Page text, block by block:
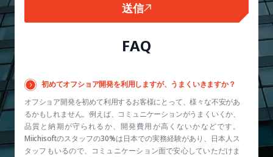
送信
FAQ
初めてオフショア開発を利用しますが、うまくいきますか？
オフショア開発を初めて利用するお客様にとって、様々な不安があ
るかもしれません。例えば、コミュニケーションがうまくいくか、
品質と納期が守られるか、開発費用が高くないかなどです。
Miichisoftのスタッフの30%は日本での実務経験があり、日本人ス
タッフもいるので、コミュニケーション面で安心していただけま